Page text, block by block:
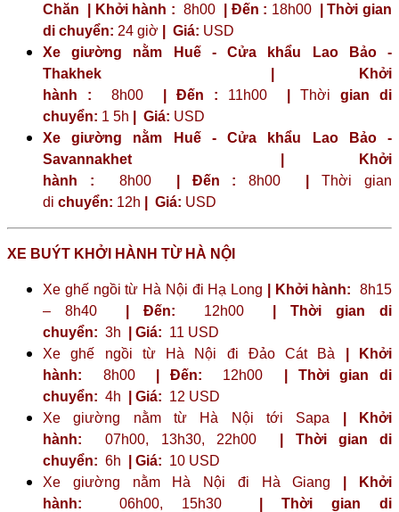
Chăn | Khởi hành : 8h00| Đến : 18h00| Thời gian
di chuyển: 24 giờ | Giá: USD
Xe giường nằm Huế - Cửa khẩu Lao Bảo -
Thakhek | Khởi
hành : 8h00 | Đến : 11h00 Thời gian di
chuyển: 1 5h Giá: USD
Xe giường nằm Huế - Cửa khẩu Lao Bảo -
Savannakhet | Khởi
hành : 8h00| Đến : 8h00 |Thời gian
di chuyển: 12h Giá: USD
XE BUÝT KHỞI HÀNH TỪ HÀ NỘI
Xe ghế ngồi từ Hà Nội đi Hạ Long | Khởi hành: 8h15
– 8h40
| Đến: 12h00
| Thời gian di
chuyển: 3h | Giá: 11 USD
Xe ghế ngồi từ Hà Nội đi Đảo Cát Bà
| Khởi
hành: 8h00 | Đến: 12h00
| Thời gian di
chuyển: 4h | Giá: 12 USD
Xe giường nằm từ Hà Nội tới Sapa
| Khởi
hành: 07h00, 13h30, 22h00
| Thời gian di
chuyển: 6h | Giá: 10 USD
Xe giường nằm Hà Nội đi Hà Giang
| Khởi
hành: 06h00, 15h30
| Thời gian di